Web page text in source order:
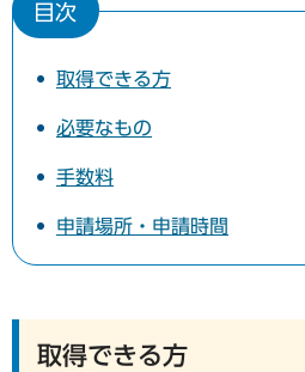
目次
取得できる方
必要なもの
手数料
申請場所・申請時間
取得できる方